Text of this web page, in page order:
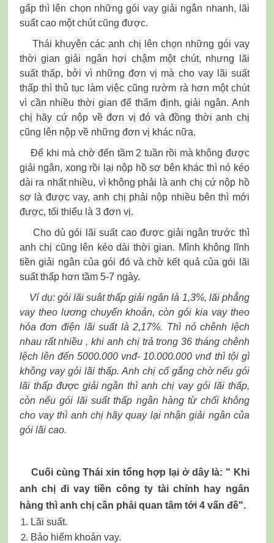
gấp thì lên chọn những gói vay giải ngân nhanh, lãi
suất cao một chút cũng được.
Thái khuyên các anh chị lên chọn những gói vay
thời gian giải ngân hơi chậm một chút, nhưng lãi
suất thấp, bởi vì những đơn vị mà cho vay lãi suất
thấp thì thủ tục làm việc cũng rườm rà hơn một chút
vì cần nhiều thời gian để thẩm định, giải ngân. Anh
chị hãy cứ nộp về đơn vị đó và đồng thời anh chị
cũng lên nộp về những đơn vị khác nữa.
Để khi mà chờ đến tầm 2 tuần rồi mà không được
giải ngân, xong rồi lại nộp hồ sơ bên khác thì nó kéo
dài ra nhất nhiều, vì không phải là anh chị cứ nộp hồ
sơ là được vay, anh chị phải nộp nhiều bên thì mới
được, tối thiểu là 3 đơn vị.
Cho dù gói lãi suất cao được giải ngân trước thì
anh chị cũng lên kéo dài thời gian. Mình không lĩnh
tiền giải ngân của gói đó và chờ kết quả của gói lãi
suất thấp hơn tầm 5-7 ngày.
Ví dụ: gói lãi suât thấp giải ngân là 1,3%, lãi phẳng
vay theo lương chuyển khoản, còn gói kia vay theo
hóa đơn điện lãi suất là 2,17%. Thì nó chênh lệch
nhau rất nhiều , khi anh chị trả trong 36 tháng chênh
lệch lên đến 5000.000 vnđ- 10.000.000 vnđ thì tội gì
không vay gói lãi thấp. Anh chị cố gắng chờ nếu gói
lãi thấp được giải ngân thì anh chị vay gói lãi thấp,
còn nếu gói lãi suất thấp ngân hàng từ chối không
cho vay thì anh chị hãy quay lại nhận giải ngân của
gói lãi cao.
Cuối cùng Thái xin tổng hợp lại ở dây là: " Khi
anh chị đi vay tiền công ty tài chính hay ngân
hàng thì anh chị cần phải quan tâm tới 4 vấn đề".
Lãi suất.
Bảo hiểm khoản vay.